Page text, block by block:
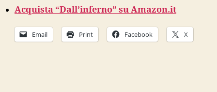
Acquista “Dall’inferno” su Amazon.it
Email Print Facebook X